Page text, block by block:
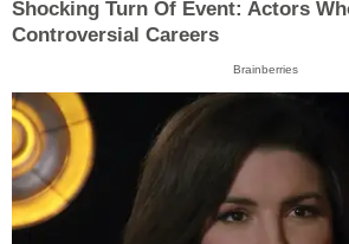
Shocking Turn Of Event: Actors
Controversial Careers
Brainberries